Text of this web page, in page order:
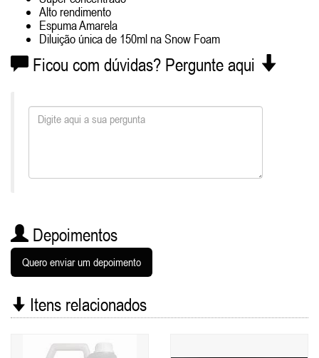
Alto rendimento
Espuma Amarela
Diluição única de 150ml na Snow Foam
Ficou com dúvidas? Pergunte aqui
Depoimentos
Quero enviar um depoimento
Itens relacionados